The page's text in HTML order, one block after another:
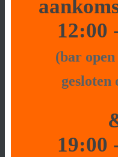
12:00
(bar
gesloten
19:00